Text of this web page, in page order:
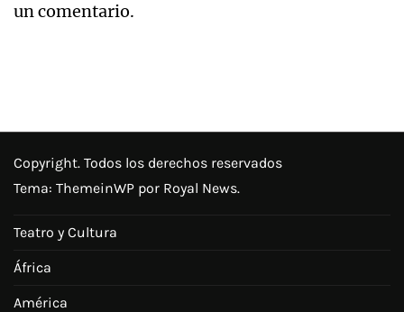
un comentario.
Copyright. Todos los derechos reservados
Tema: ThemeinWP por Royal News.
Teatro y Cultura
África
América